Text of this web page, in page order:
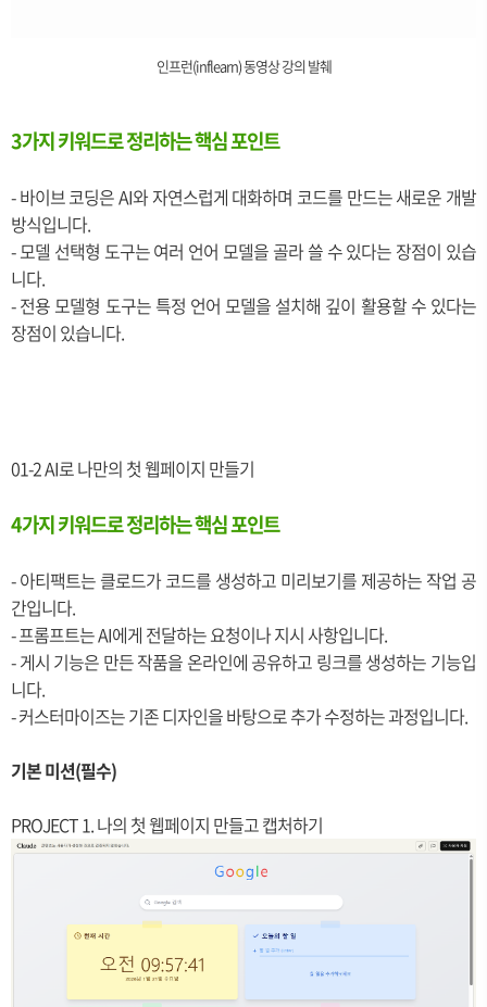
인프런(inflearn) 동영상 강의 발췌
3가지 키워드로 정리하는 핵심 포인트
- 바이브 코딩은 AI와 자연스럽게 대화하며 코드를 만드는 새로운 개발
방식입니다.
- 모델 선택형 도구는 여러 언어 모델을 골라 쓸 수 있다는 장점이 있습
니다.
- 전용 모델형 도구는 특정 언어 모델을 설치해 깊이 활용할 수 있다는
장점이 있습니다.
01-2 AI로 나만의 첫 웹페이지 만들기
4가지 키워드로 정리하는 핵심 포인트
- 아티팩트는 클로드가 코드를 생성하고 미리보기를 제공하는 작업 공
간입니다.
- 프롬프트는 AI에게 전달하는 요청이나 지시 사항입니다.
- 게시 기능은 만든 작품을 온라인에 공유하고 링크를 생성하는 기능입
니다.
- 커스터마이즈는 기존 디자인을 바탕으로 추가 수정하는 과정입니다.
기본 미션(필수)
PROJECT 1. 나의 첫 웹페이지 만들고 캡처하기